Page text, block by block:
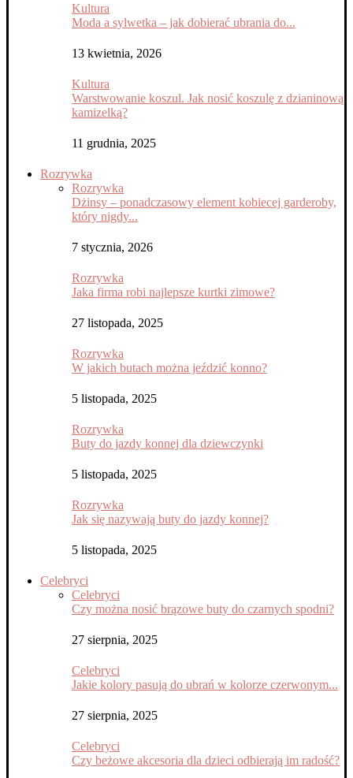
Kultura
Moda a sylwetka – jak dobierać ubrania do...
13 kwietnia, 2026
Kultura
Warstwowanie koszul. Jak nosić koszulę z dzianinową
kamizelką?
11 grudnia, 2025
Rozrywka
Rozrywka
Dżinsy – ponadczasowy element kobiecej garderoby,
który nigdy...
7 stycznia, 2026
Rozrywka
Jaka firma robi najlepsze kurtki zimowe?
27 listopada, 2025
Rozrywka
W jakich butach można jeździć konno?
5 listopada, 2025
Rozrywka
Buty do jazdy konnej dla dziewczynki
5 listopada, 2025
Rozrywka
Jak się nazywają buty do jazdy konnej?
5 listopada, 2025
Celebryci
Celebryci
Czy można nosić brązowe buty do czarnych spodni?
27 sierpnia, 2025
Celebryci
Jakie kolory pasują do ubrań w kolorze czerwonym...
27 sierpnia, 2025
Celebryci
Czy beżowe akcesoria dla dzieci odbierają im radość?